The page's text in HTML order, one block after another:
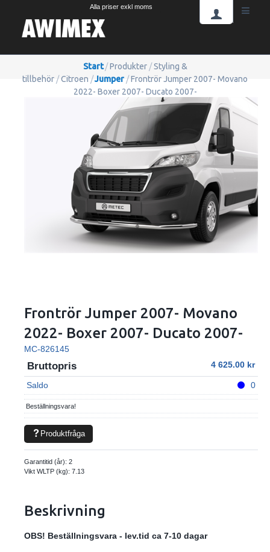
Alla priser exkl moms
Start /Produkter / Styling &
tillbehör /Citroen /Jumper /Frontrör Jumper 2007- Movano
2022- Boxer 2007- Ducato 2007-
Frontrör Jumper 2007- Movano
2022- Boxer 2007- Ducato 2007-
MC-826145
Bruttopris 4 625.00
Saldo 0
Beställningsvara!
Produktfråga
Garantitid (år): 2
Vikt WLTP (kg): 7.13
Beskrivning
OBS! Beställningsvara - lev.tid ca 7-10 dagar